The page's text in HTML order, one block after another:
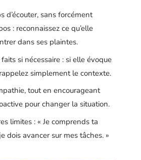
d’écouter, sans forcément
: reconnaissez ce qu’elle
dans ses plaintes.
si nécessaire : si elle évoque
simplement le contexte.
tout en encourageant
pour changer la situation.
limites : « Je comprends ta
dois avancer sur mes tâches. »